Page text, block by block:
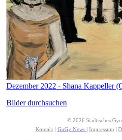
Dezember 2022 - Shana Kappeller
Bilder durchsuchen
© 2026 Städtisches
Kontakt| GoGy News Impressum